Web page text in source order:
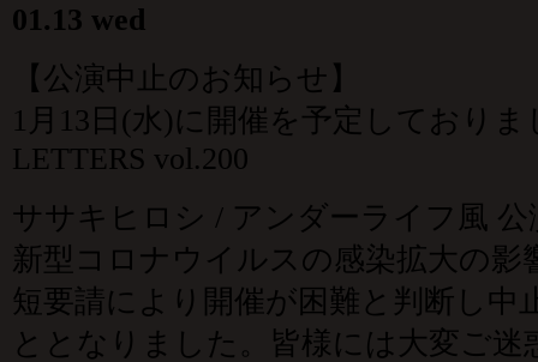
01.13 wed
【公演中止のお知らせ】
1月13日(水)に開催を予定しておりま
LETTERS vol.200
ササキヒロシ / アンダーライフ風 公
新型コロナウイルスの感染拡大の影
短要請により開催が困難と判断し中
ととなりました。皆様には大変ご